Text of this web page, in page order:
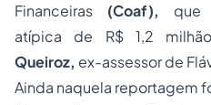
Financeiras (Coaf), que
atípica de R$ 1,2
Queiroz, ex-assessor de
Ainda naquela reportagem